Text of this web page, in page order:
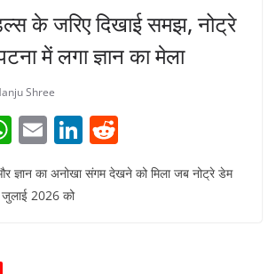
के जरिए दिखाई समझ, नोट्रे
में लगा ज्ञान का मेला
Shree
W
at
E
m
ai
Li
n
k
e
d
ज्ञान का अनोखा संगम देखने को मिला जब नोट्रे डेम
2026 को